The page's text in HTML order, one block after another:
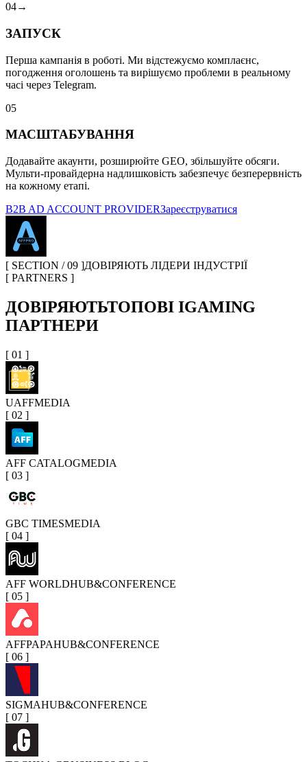
04→
ЗАПУСК
Перша кампанія в роботі. Ми відстежуємо комплаєнс,
погодження оголошень та вирішуємо проблеми в реальному
часі через Telegram.
05
МАСШТАБУВАННЯ
Додавайте акаунти, розширюйте GEO, збільшуйте обсяги.
Мульти-провайдерна надлишковість забезпечує безперервність
на кожному етапі.
B2B AD ACCOUNT PROVIDERЗареєструватися
[ SECTION / 09 ]ДОВІРЯЮТЬ ЛІДЕРИ ІНДУСТРІЇ
[ PARTNERS ]
ДОВІРЯЮТЬТОПОВІ IGAMING
ПАРТНЕРИ
[ 01 ]
UAFFMEDIA
[ 02 ]
AFF CATALOGMEDIA
[ 03 ]
GBC TIMESMEDIA
[ 04 ]
AFF WORLDHUB&CONFERENCE
[ 05 ]
AFFPAPAHUB&CONFERENCE
[ 06 ]
SIGMAHUB&CONFERENCE
[ 07 ]